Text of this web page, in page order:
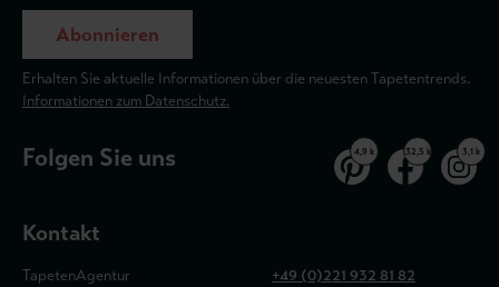
Abonnieren
Erhalten Sie aktuelle Informationen über die neuesten Tapetentrends.
Informationen zum Datenschutz.
Folgen Sie uns 4,9 k 32,5 k 3,1 k
Kontakt
TapetenAgentur
+49 (0)221 932 81 82